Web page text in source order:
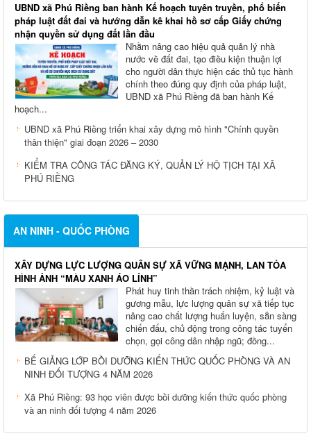
UBND xã Phú Riềng ban hành Kế hoạch tuyên truyền, phổ biến
pháp luật đất đai và hướng dẫn kê khai hồ sơ cấp Giấy chứng
nhận quyền sử dụng đất lần đầu
Nhằm nâng cao hiệu quả quản lý nhà
nước về đất đai, tạo điều kiện thuận lợi
cho người dân thực hiện các thủ tục hành
chính theo đúng quy định của pháp luật,
UBND xã Phú Riềng đã ban hành Kế
hoạch...
UBND xã Phú Riềng triển khai xây dựng mô hình "Chính quyền
thân thiện" giai đoạn 2026 – 2030
KIỂM TRA CÔNG TÁC ĐĂNG KÝ, QUẢN LÝ HỘ TỊCH TẠI XÃ
PHÚ RIỀNG
AN NINH - QUỐC PHÒNG
XÂY DỰNG LỰC LƯỢNG QUÂN SỰ XÃ VỮNG MẠNH, LAN TỎA
HÌNH ẢNH “MÀU XANH ÁO LÍNH”
Phát huy tinh thần trách nhiệm, kỷ luật và
gương mẫu, lực lượng quân sự xã tiếp tục
nâng cao chất lượng huấn luyện, sẵn sàng
chiến đấu, chủ động trong công tác tuyển
chọn, gọi công dân nhập ngũ; đồng...
BẾ GIẢNG LỚP BỒI DƯỠNG KIẾN THỨC QUỐC PHÒNG VÀ AN
NINH ĐỐI TƯỢNG 4 NĂM 2026
Xã Phú Riềng: 93 học viên được bồi dưỡng kiến thức quốc phòng
và an ninh đối tượng 4 năm 2026